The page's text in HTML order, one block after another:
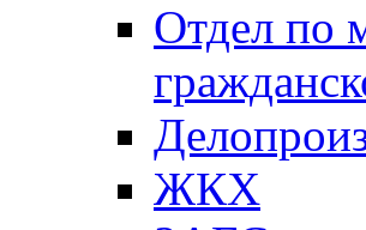
Отдел по
ЖКХ